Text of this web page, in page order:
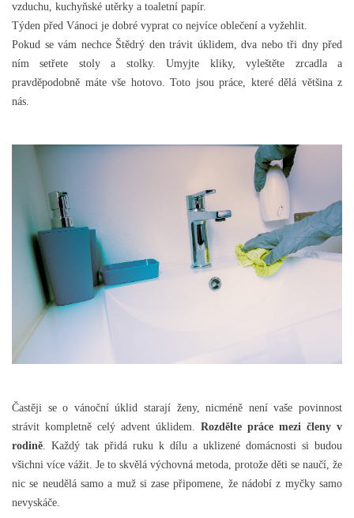
vzduchu, kuchyňské utěrky a toaletní papír.
Týden před Vánoci je dobré vyprat co nejvíce oblečení a vyžehlit.
Pokud se vám nechce Štědrý den trávit úklidem, dva nebo tři dny před
ním setřete stoly a stolky. Umyjte kliky, vyleštěte zrcadla a
pravděpodobně máte vše hotovo. Toto jsou práce, které dělá většina z
nás.
Častěji se o vánoční úklid starají ženy, nicméně není vaše povinnost
strávit kompletně celý advent úklidem. Rozdělte práce mezi členy v
rodině . Každý tak přidá ruku k dílu a uklizené domácnosti si budou
všichni více vážit. Je to skvělá výchovná metoda, protože děti se naučí, že
nic se neudělá samo a muž si zase připomene, že nádobí z myčky samo
nevyskáče.